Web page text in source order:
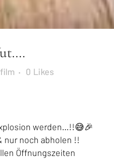
0 Likes
werden…!!😅🎉
nur noch abholen !!
Öffnungszeiten